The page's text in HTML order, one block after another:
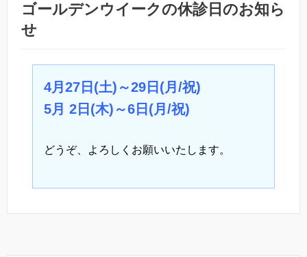
ゴールデンウイークの休診日のお知ら
せ
4月27日(土)～29日(月/祝)
5月 2日(木)～6日(月/祝)
どうぞ、よろしくお願いいたします。